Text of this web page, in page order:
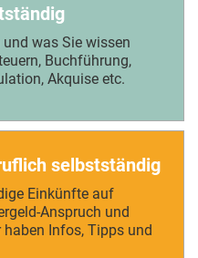
was Sie wissen
Buchführung,
Akquise etc.
selbstständig
Einkünfte auf
Anspruch und
Infos, Tipps und